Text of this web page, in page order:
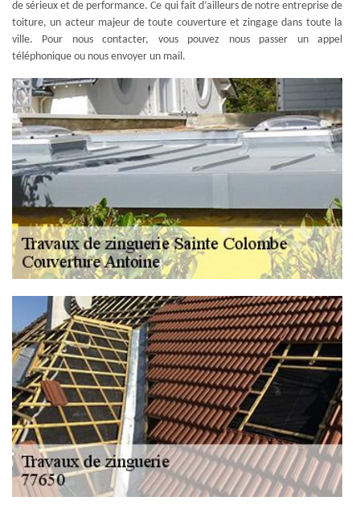
de sérieux et de performance. Ce qui fait d’ailleurs de notre entreprise de
toiture, un acteur majeur de toute couverture et zingage dans toute la
ville. Pour nous contacter, vous pouvez nous passer un appel
téléphonique ou nous envoyer un mail.